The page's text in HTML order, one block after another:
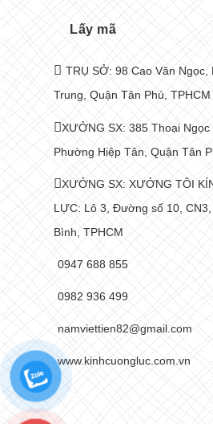
Lấy mã
TRỤ SỞ: 98 Cao Văn Ngọc,
Trung, Quận Tân Phú, TPHCM
XƯỞNG SX: 385 Thoại Ngọc
Phường Hiệp Tân, Quận Tân
XƯỞNG SX: XƯỞNG TÔI
LỰC: Lô 3, Đường số 10, CN3,
Bình, TPHCM
0947 688 855
0982 936 499
namviettien82@gmail.com
www.kinhcuongluc.com.vn